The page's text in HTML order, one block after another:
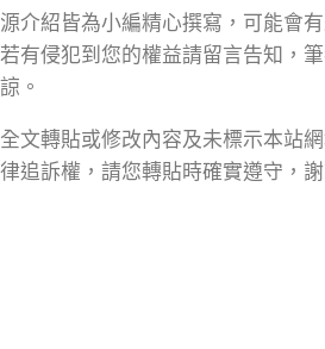
介紹皆為小編精心撰寫，可能會
有侵犯到您的權益請留言告知，
。
文轉貼或修改內容及未標示本站
追訴權，請您轉貼時確實遵守，謝